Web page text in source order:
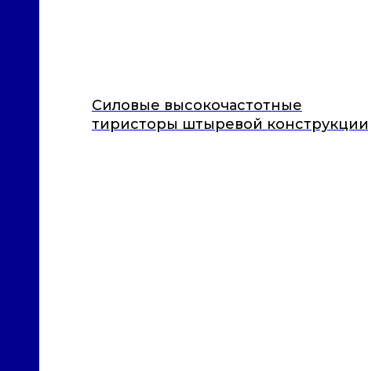
Силовые высокочастотные
тиристоры штыревой конструкции